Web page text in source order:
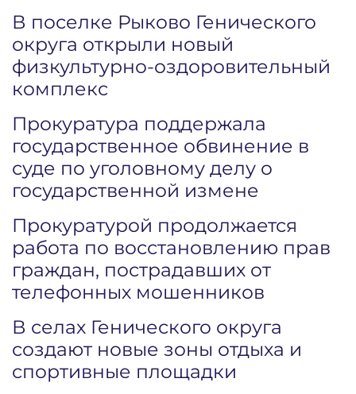
В поселке Рыково Генического
округа открыли новый
физкультурно-оздоровительный
комплекс
Прокуратура поддержала
государственное обвинение в
суде по уголовному делу о
государственной измене
Прокуратурой продолжается
работа по восстановлению прав
граждан, пострадавших от
телефонных мошенников
В селах Генического округа
создают новые зоны отдыха и
спортивные площадки